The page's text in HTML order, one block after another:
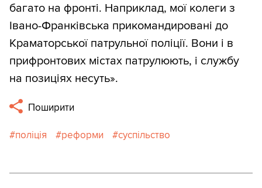
багато на фронті. Наприклад, мої колеги з
Івано-Франківська прикомандировані до
Краматорської патрульної поліції. Вони і в
прифронтових містах патрулюють, і службу
на позиціях несуть».
Поширити
поліція реформи суспільство